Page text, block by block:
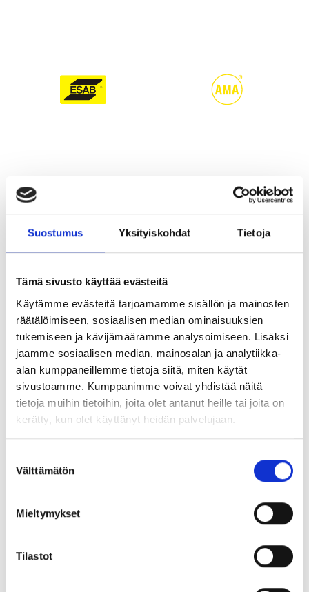
Suostumus Yksityiskohdat Tietoja
Tämä sivusto käyttää evästeitä
Käytämme evästeitä tarjoamamme sisällön ja mainosten
räätälöimiseen, sosiaalisen median ominaisuuksien
tukemiseen ja kävijämäärämme analysoimiseen. Lisäksi
jaamme sosiaalisen median, mainosalan ja analytiikka-
alan kumppaneillemme tietoja siitä, miten käytät
sivustoamme. Kumppanimme voivat yhdistää näitä
tietoja muihin tietoihin, joita olet antanut heille tai joita on
kerätty, kun olet käyttänyt heidän palvelujaan.
valinta
Välttämätön
Mieltymykset
Tilastot